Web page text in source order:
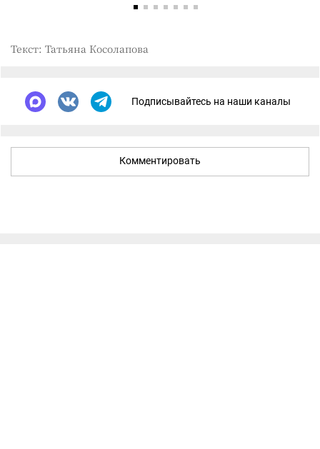
Текст: Татьяна Косолапова
Подписывайтесь на наши каналы
Комментировать